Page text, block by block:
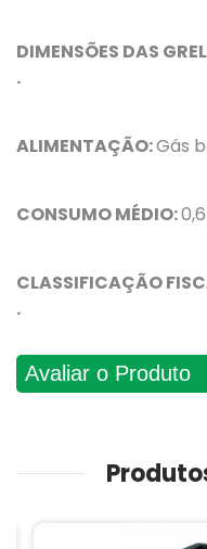
DIMENSÕES DAS
.
ALIMENTAÇÃO:Gás
CONSUMO MÉDIO:
CLASSIFICAÇÃO
.
Avaliações